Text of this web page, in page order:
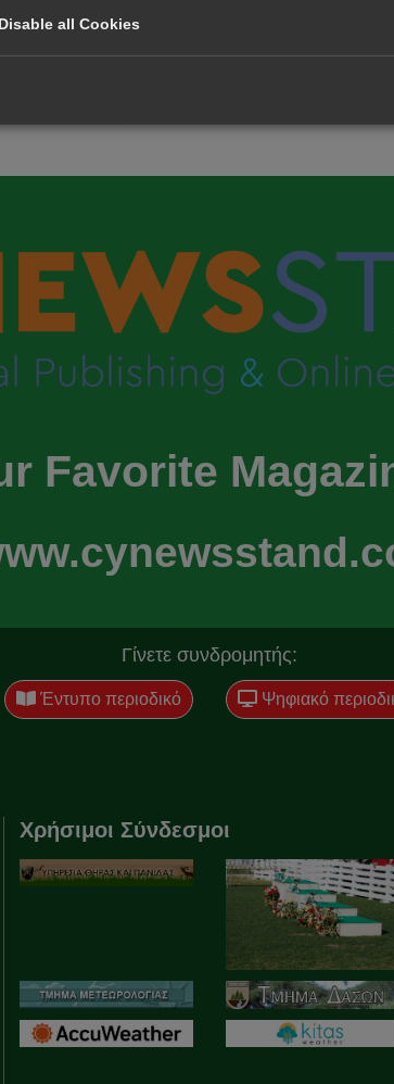
28-30-32''
Favorite
Γίνετε συνδρομητής:
Έντυπο περιοδικό Ψηφιακό
Χρήσιμοι Σύνδεσμοι
all Cookies